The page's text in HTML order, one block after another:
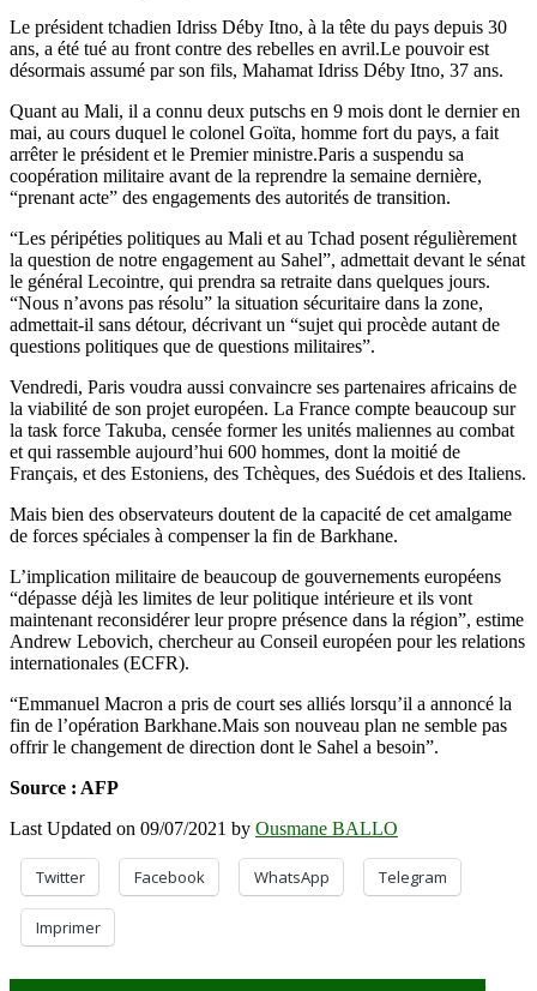
Le président tchadien Idriss Déby Itno, à la tête du pays depuis 30
ans, a été tué au front contre des rebelles en avril.Le pouvoir est
désormais assumé par son fils, Mahamat Idriss Déby Itno, 37 ans.
Quant au Mali, il a connu deux putschs en 9 mois dont le dernier en
mai, au cours duquel le colonel Goïta, homme fort du pays, a fait
arrêter le président et le Premier ministre.Paris a suspendu sa
coopération militaire avant de la reprendre la semaine dernière,
“prenant acte” des engagements des autorités de transition.
“Les péripéties politiques au Mali et au Tchad posent régulièrement
la question de notre engagement au Sahel”, admettait devant le sénat
le général Lecointre, qui prendra sa retraite dans quelques jours.
“Nous n’avons pas résolu” la situation sécuritaire dans la zone,
admettait-il sans détour, décrivant un “sujet qui procède autant de
questions politiques que de questions militaires”.
Vendredi, Paris voudra aussi convaincre ses partenaires africains de
la viabilité de son projet européen. La France compte beaucoup sur
la task force Takuba, censée former les unités maliennes au combat
et qui rassemble aujourd’hui 600 hommes, dont la moitié de
Français, et des Estoniens, des Tchèques, des Suédois et des Italiens.
Mais bien des observateurs doutent de la capacité de cet amalgame
de forces spéciales à compenser la fin de Barkhane.
L’implication militaire de beaucoup de gouvernements européens
“dépasse déjà les limites de leur politique intérieure et ils vont
maintenant reconsidérer leur propre présence dans la région”, estime
Andrew Lebovich, chercheur au Conseil européen pour les relations
internationales (ECFR).
“Emmanuel Macron a pris de court ses alliés lorsqu’il a annoncé la
fin de l’opération Barkhane.Mais son nouveau plan ne semble pas
offrir le changement de direction dont le Sahel a besoin”.
Source : AFP
Last Updated on 09/07/2021 by Ousmane BALLO
Twitter Facebook WhatsApp Telegram
Imprimer